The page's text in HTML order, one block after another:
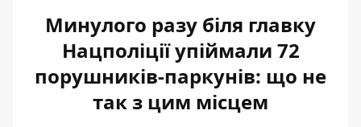
Минулого разу біля главку
Нацполіції упіймали 72
порушників-паркунів: що не
так з цим місцем